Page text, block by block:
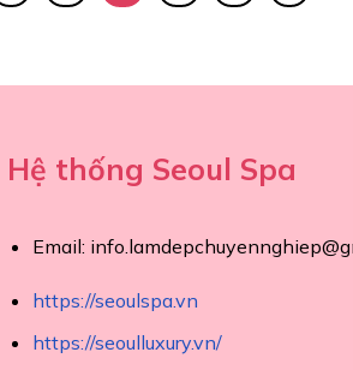
Hệ thống Seoul Spa
Email:
https://seoulspa.vn
https://seoulluxury.vn/